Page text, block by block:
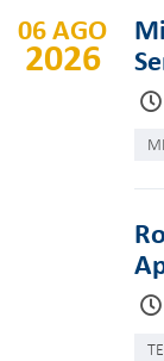
06 AGO
2026